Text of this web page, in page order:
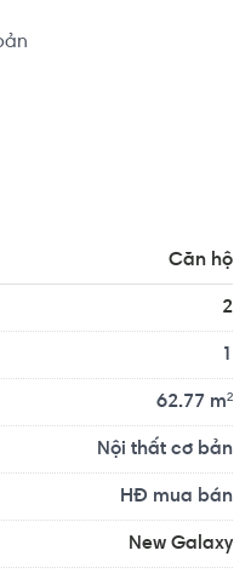
đến trung tâm TP.Dĩ An
học Công nghệ Thông tin
Trường Tiểu học
Sân Bóng Đá Cỏ Nhân
5.4km. Tọa lạc tại vị trí
Căn hộ
2
1
62.77 m²
Nội thất cơ bản
HĐ mua bán
New Galaxy